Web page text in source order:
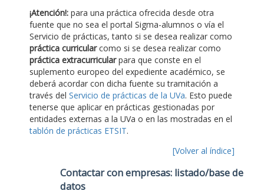
¡Atención!: para una práctica ofrecida desde otra
fuente que no sea el portal Sigma-alumnos o vía el
Servicio de prácticas, tanto si se desea realizar como
práctica curricularcomo si se desea realizar como
práctica extracurricularpara que conste en el
suplemento europeo del expediente académico, se
deberá acordar con dicha fuente su tramitación a
través del Servicio de prácticas de la UVa. Esto puede
tenerse que aplicar en prácticas gestionadas por
entidades externas a la UVa o en las mostradas en el
tablón de prácticas ETSIT.
[Volver al índice]
Contactar con empresas: listado/base de
datos